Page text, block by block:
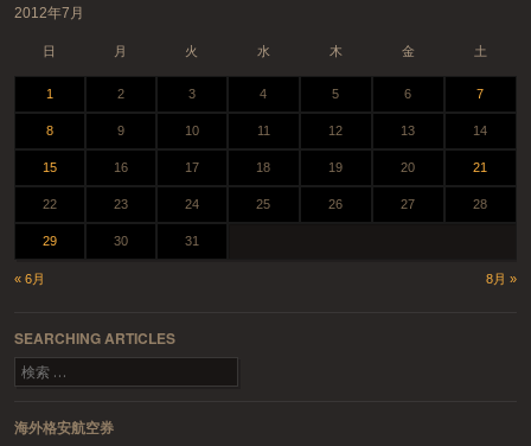
2012年7月
日 月 火 水 木 金 土
« 6月 8月 »
1 2 3 4 5 6 7
8 9 10 11 12 13 14
15 16 17 18 19 20 21
22 23 24 25 26 27 28
29 30 31
SEARCHING ARTICLES
検索
海外格安航空券